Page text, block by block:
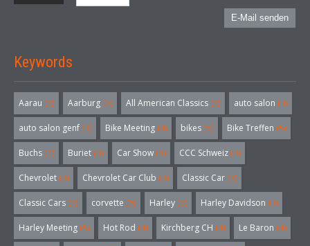
E-Mail senden
Keywords
Aarau (3) Aarburg (3) All American Classics (3) auto salon (3)
auto salon genf (3) Bike Meeting (4) bikes (5) Bike Treffen (5)
Buchs (4) Buriet (3) Car Show (3) CCC Schweiz (3)
Chevrolet (3) Chevrolet Car Club (3) Classic Car (3)
Classic Cars (3) corvette (6) Harley (7) Harley Davidson (3)
Harley Meeting (5) Hot Rod (4) Kirchberg CH (4) Le Baron (4)